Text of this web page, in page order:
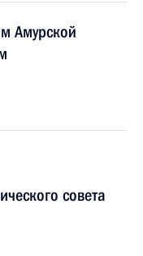
Амурской
совета